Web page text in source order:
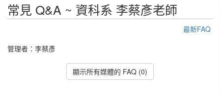
常見 Q&A ~ 資科系 李蔡彥老師
最新FAQ
管理者： 李蔡彥
顯示所有媒體的 FAQ (0)